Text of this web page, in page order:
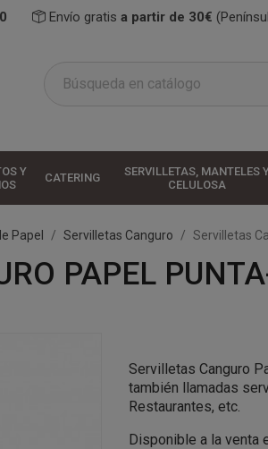
Envío gratis a partir de 30€
Y
CATERING
SERVILLETAS, MANTELES
CELULOSA
Papel Servilletas Canguro Servilletas
PAPEL
Servilletas Canguro
también llamadas
Restaurantes, etc.
Disponible a la venta